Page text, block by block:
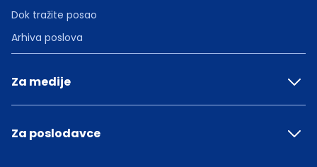
Dok tražite posao
Arhiva poslova
Za medije
Za poslodavce